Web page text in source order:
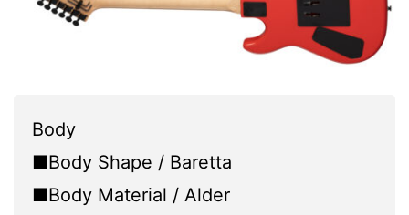
Body
■Body Shape / Baretta
■Body Material / Alder